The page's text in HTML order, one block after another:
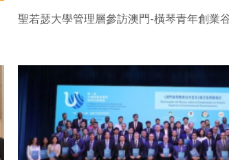
聖若瑟大學管理層參訪澳門-橫琴青年創業